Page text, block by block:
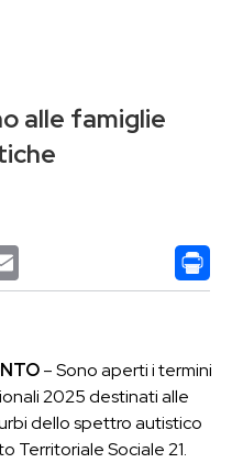
alle famiglie
– Sono aperti i termini
2025 destinati alle
dello spettro autistico
Territoriale Sociale 21.